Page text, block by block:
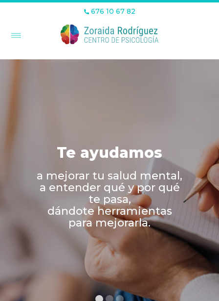
676 10 67 82
Te ayudamos
a mejorar tu salud mental,
a entender qué y por qué
te pasa,
dándote herramientas
para mejorarla.